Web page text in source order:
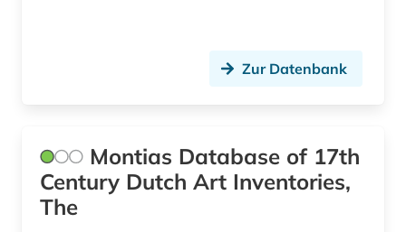
low countries studies (2)
luxemburg (4)
malerei (2)
Zur Datenbank
Montias Database of 17th
Century Dutch Art Inventories,
The